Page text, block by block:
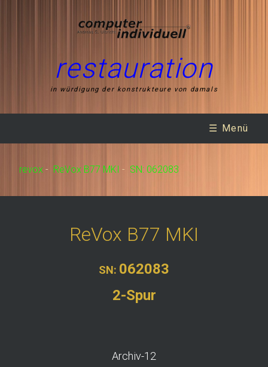
restauration
in würdigung der konstrukteure von damals
☰ Menü
revox - ReVox B77 MKI - SN: 062083
ReVox B77 MKI
SN: 062083
2-Spur
Archiv-12